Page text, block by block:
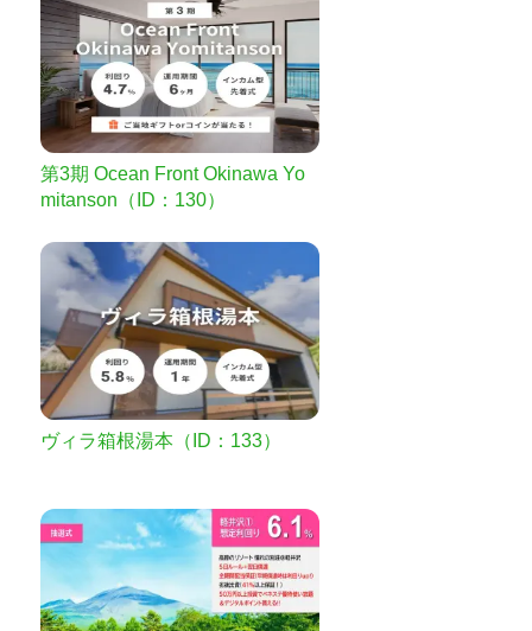
第3期 Ocean Front Okinawa Yo
mitanson（ID：130）
ヴィラ箱根湯本（ID：133）